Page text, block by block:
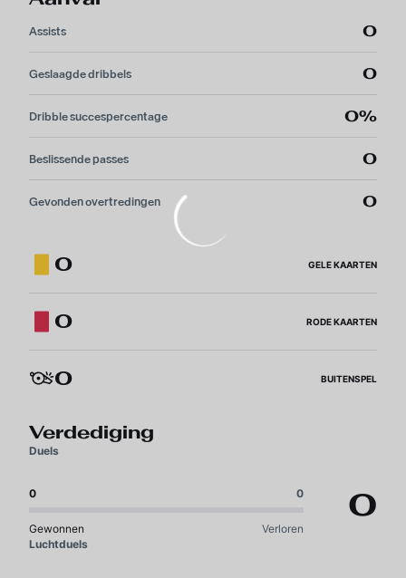
Assists 0
Geslaagde dribbels 0
Dribble succespercentage 0%
Beslissende passes 0
Gevonden overtredingen 0
0 GELE KAARTEN
0 RODE KAARTEN
0 BUITENSPEL
Verdediging
Duels
0 0
Gewonnen Verloren
0
Luchtduels